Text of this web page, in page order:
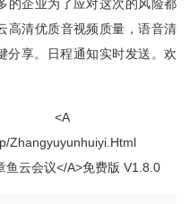
的企业为了应对这次的风险都
高清优质音视频质量，语音清
分享。日程通知实时发送。欢